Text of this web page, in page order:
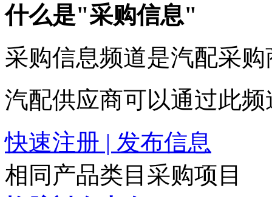
什么是"采购信息"
采购信息频道是汽配采
汽配供应商可以通过此
快速注册 | 发布信息
相同产品类目采购项目